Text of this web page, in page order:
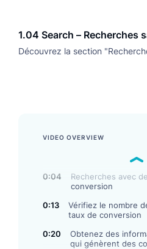
1.04 Search – Recherches
Découvrez la section
VIDEO OVERVIEW
0:04
Recherches avec
conversion
0:13
Vérifiez le nombre
taux de conversion
0:20
Obtenez des
qui génèrent des